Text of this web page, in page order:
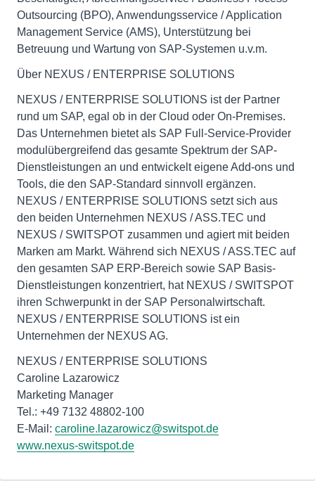
Outsourcing (BPO), Anwendungsservice / Application
Management Service (AMS), Unterstützung bei
Betreuung und Wartung von SAP-Systemen u.v.m.
Über NEXUS / ENTERPRISE SOLUTIONS
NEXUS / ENTERPRISE SOLUTIONS ist der Partner
rund um SAP, egal ob in der Cloud oder On-Premises.
Das Unternehmen bietet als SAP Full-Service-Provider
modulübergreifend das gesamte Spektrum der SAP-
Dienstleistungen an und entwickelt eigene Add-ons und
Tools, die den SAP-Standard sinnvoll ergänzen.
NEXUS / ENTERPRISE SOLUTIONS setzt sich aus
den beiden Unternehmen NEXUS / ASS.TEC und
NEXUS / SWITSPOT zusammen und agiert mit beiden
Marken am Markt. Während sich NEXUS / ASS.TEC auf
den gesamten SAP ERP-Bereich sowie SAP Basis-
Dienstleistungen konzentriert, hat NEXUS / SWITSPOT
ihren Schwerpunkt in der SAP Personalwirtschaft.
NEXUS / ENTERPRISE SOLUTIONS ist ein
Unternehmen der NEXUS AG.
NEXUS / ENTERPRISE SOLUTIONS
Caroline Lazarowicz
Marketing Manager
Tel.: +49 7132 48802-100
E-Mail: caroline.lazarowicz@switspot.de
www.nexus-switspot.de